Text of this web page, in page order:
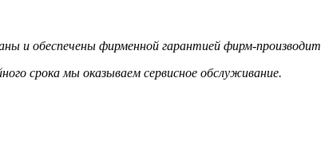
и обеспечены фирменной гарантией фирм-
срока мы оказываем сервисное обслуживание.